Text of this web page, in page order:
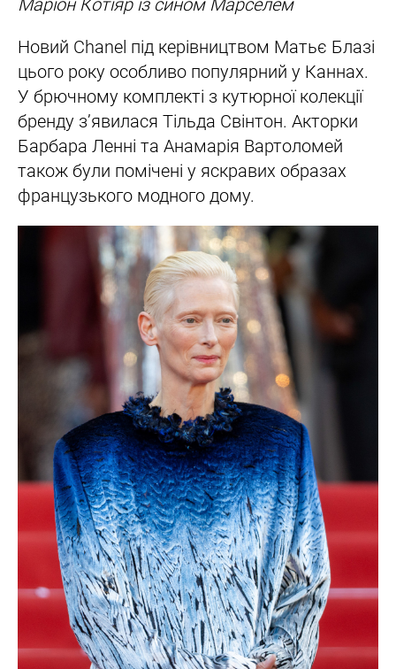
Маріон Котіяр із сином Марселем
Новий Chanel під керівництвом Матьє Блазі
цього року особливо популярний у Каннах.
У брючному комплекті з кутюрної колекції
бренду з’явилася Тільда Свінтон. Акторки
Барбара Ленні та Анамарія Вартоломей
також були помічені у яскравих образах
французького модного дому.